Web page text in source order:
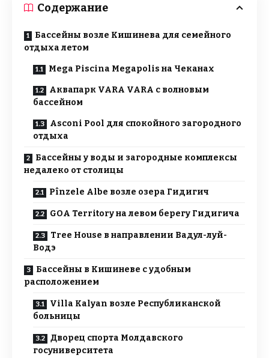
Содержание
Бассейны возле Кишинева для семейного
отдыха летом
Mega Piscina Megapolis на Чеканах
Аквапарк VARA VARA с волновым
бассейном
Asconi Pool для спокойного загородного
отдыха
Бассейны у воды и загородные комплексы
недалеко от столицы
Pînzele Albe возле озера Гидигич
GOA Territory на левом берегу Гидигича
Tree House в направлении Вадул-луй-
Водэ
Бассейны в Кишиневе с удобным
расположением
Villa Kalyan возле Республиканской
больницы
Дворец спорта Молдавского
госуниверситета